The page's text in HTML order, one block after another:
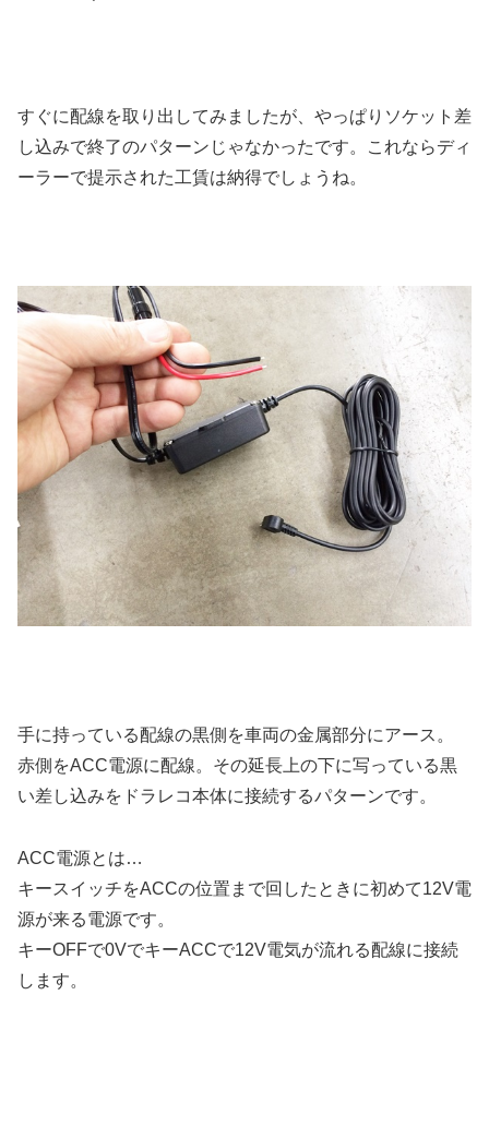
すぐに配線を取り出してみましたが、やっぱりソケット差
し込みで終了のパターンじゃなかったです。これならディ
ーラーで提示された工賃は納得でしょうね。
手に持っている配線の黒側を車両の金属部分にアース。
赤側をACC電源に配線。その延長上の下に写っている黒
い差し込みをドラレコ本体に接続するパターンです。
ACC電源とは…
キースイッチをACCの位置まで回したときに初めて12V電
源が来る電源です。
キーOFFで0VでキーACCで12V電気が流れる配線に接続
します。